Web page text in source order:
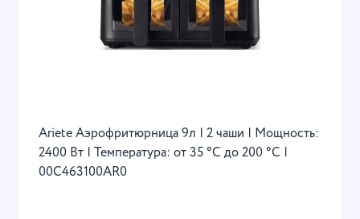
Ariete Аэрофритюрница 9л | 2 чаши | Мощность:
2400 Вт | Температура: от 35 °C до 200 °C |
00C463100AR0